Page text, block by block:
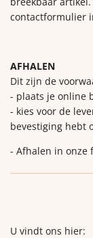
contactformulier
AFHALEN
Dit zijn de
- plaats je online
- kies voor de
bevestiging hebt
- Afhalen in onze
U vindt ons hier: